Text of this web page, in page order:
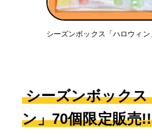
シーズンボックス「ハロウィ
シーズンボック
ン」70個限定販売!!